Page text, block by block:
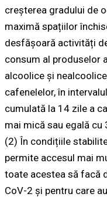
creșterea gradului de
maximă spațiilor
desfășoară activități
consum al produselor
alcoolice și
cafenelelor, în
cumulată la 14 zile a
mai mică sau egală
(2) În condițiile
permite accesul mai
toate acestea să facă
CoV-2 și pentru care